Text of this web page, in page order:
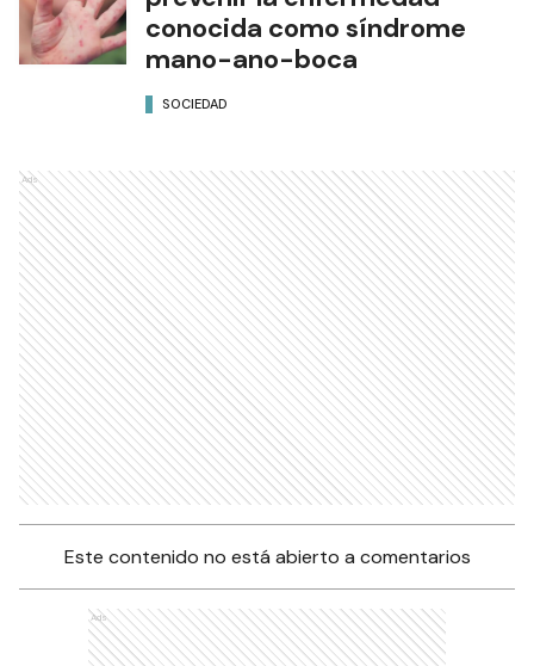
conocida como síndrome
mano-ano-boca
SOCIEDAD
Ads
Este contenido no está abierto a comentarios
Ads